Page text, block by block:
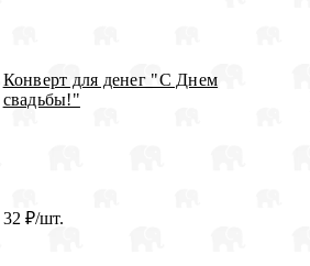
Конверт для денег "С Днем
свадьбы!"
32 ₽/шт.